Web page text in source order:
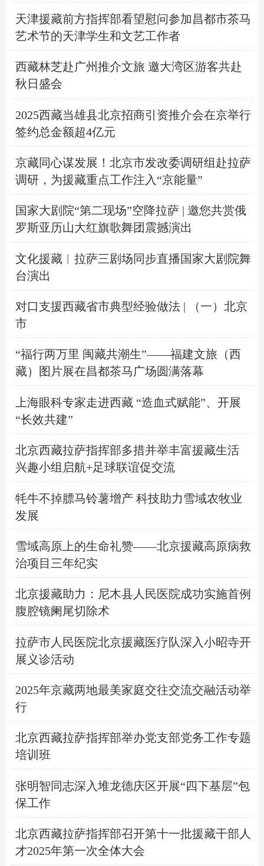
天津援藏前方指挥部看望慰问参加昌都市茶马
艺术节的天津学生和文艺工作者
西藏林芝赴广州推介文旅 邀大湾区游客共赴
秋日盛会
2025西藏当雄县北京招商引资推介会在京举行
签约总金额超4亿元
京藏同心谋发展！北京市发改委调研组赴拉萨
调研，为援藏重点工作注入“京能量”
国家大剧院“第二现场”空降拉萨 | 邀您共赏俄
罗斯亚历山大红旗歌舞团震撼演出
文化援藏︱拉萨三剧场同步直播国家大剧院舞
台演出
对口支援西藏省市典型经验做法 | （一）北京
市
“福行两万里 闽藏共潮生”——福建文旅（西
藏）图片展在昌都茶马广场圆满落幕
上海眼科专家走进西藏 “造血式赋能”、开展
“长效共建”
北京西藏拉萨指挥部多措并举丰富援藏生活
兴趣小组启航+足球联谊促交流
牦牛不掉膘马铃薯增产 科技助力雪域农牧业
发展
雪域高原上的生命礼赞——北京援藏高原病救
治项目三年纪实
北京援藏助力：尼木县人民医院成功实施首例
腹腔镜阑尾切除术
拉萨市人民医院北京援藏医疗队深入小昭寺开
展义诊活动
2025年京藏两地最美家庭交往交流交融活动举
行
北京西藏拉萨指挥部举办党支部党务工作专题
培训班
张明智同志深入堆龙德庆区开展“四下基层”包
保工作
北京西藏拉萨指挥部召开第十一批援藏干部人
才2025年第一次全体大会